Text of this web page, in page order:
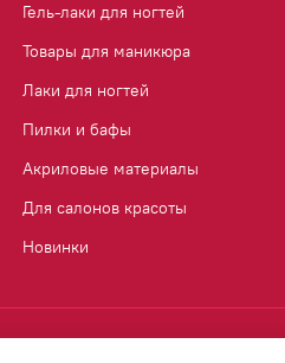
Гель-лаки для ногтей
Товары для маникюра
Лаки для ногтей
Пилки и бафы
Акриловые материалы
Для салонов красоты
Новинки